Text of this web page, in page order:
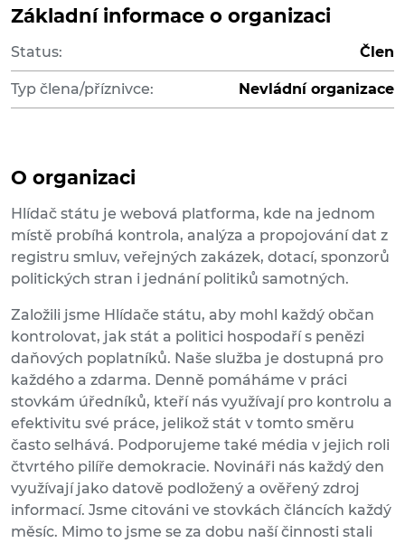
Základní informace o organizaci
Status: Člen
Typ člena/příznivce: Nevládní organizace
O organizaci
Hlídač státu je webová platforma, kde na jednom
místě probíhá kontrola, analýza a propojování dat z
registru smluv, veřejných zakázek, dotací, sponzorů
politických stran i jednání politiků samotných.
Založili jsme Hlídače státu, aby mohl každý občan
kontrolovat, jak stát a politici hospodaří s penězi
daňových poplatníků. Naše služba je dostupná pro
každého a zdarma. Denně pomáháme v práci
stovkám úředníků, kteří nás využívají pro kontrolu a
efektivitu své práce, jelikož stát v tomto směru
často selhává. Podporujeme také média v jejich roli
čtvrtého pilíře demokracie. Novináři nás každý den
využívají jako datově podložený a ověřený zdroj
informací. Jsme citováni ve stovkách článcích každý
měsíc. Mimo to jsme se za dobu naší činnosti stali